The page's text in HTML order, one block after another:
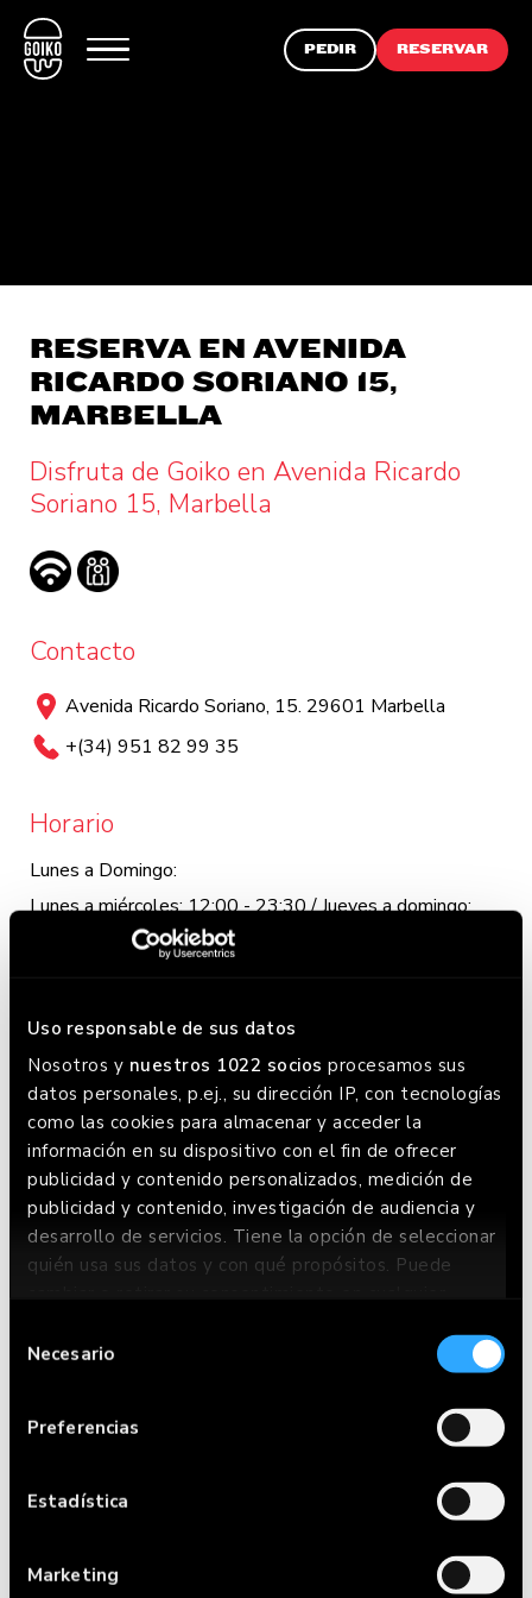
Uso responsable de sus datos
Nosotros y nuestros 1022 socios procesamos sus
datos personales, p.ej., su dirección IP, con tecnologías
como las cookies para almacenar y acceder la
información en su dispositivo con el fin de ofrecer
publicidad y contenido personalizados, medición de
publicidad y contenido, investigación de audiencia y
desarrollo de servicios. Tiene la opción de seleccionar
quién usa sus datos y con qué propósitos. Puede
en el Menú de consentimiento.
Recopilar información sobre su ubicación
varios metros
específicas (huellas digitales)
deNecesario
Preferencias
Estadística
Marketing
PEDIR RESERVAR
RESERVA EN AVENIDA
RICARDO SORIANO 15,
MARBELLA
Disfruta de Goiko en Avenida Ricardo
Soriano 15, Marbella
Contacto
Avenida Ricardo Soriano, 15. 29601 Marbella
+(34) 951 82 99 35
Horario
Lunes a Domingo:
Lunes a miércoles: 12:00 - 23:30 / Jueves a domingo:
12:00 - 0:00. Este horario puede variar, chequea en
RESERVAR
HACER PEDIDO